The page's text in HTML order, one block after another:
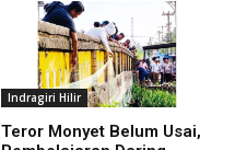
Indragiri Hilir
Teror Monyet Belum Usai,